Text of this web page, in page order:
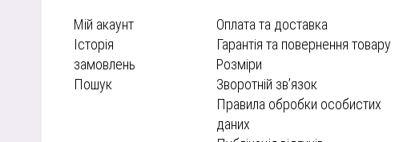
Мій акаунт
Історія
замовлень
Пошук
Оплата та доставка
Гарантія та повернення товару
Розміри
Зворотній зв’язок
Правила обробки особистих
даних